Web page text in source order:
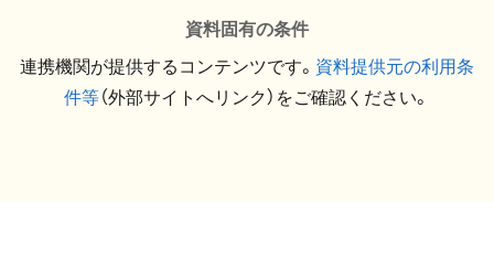
資料固有の条件
連携機関が提供するコンテンツです。 資料提供元の利用条
件等（外部サイトへリンク）をご確認ください。